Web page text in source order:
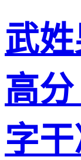
武
高
字